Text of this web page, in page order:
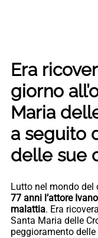
Era
giorno
Maria
a seguito
delle sue
Lutto nel mondo del
77 anni l’attore
malattia. Era
Santa Maria delle
peggioramento